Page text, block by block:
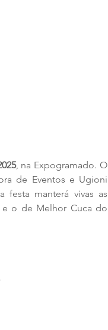
, na Expogramado. O
de Eventos e Ugioni
festa manterá vivas as
o de Melhor Cuca do